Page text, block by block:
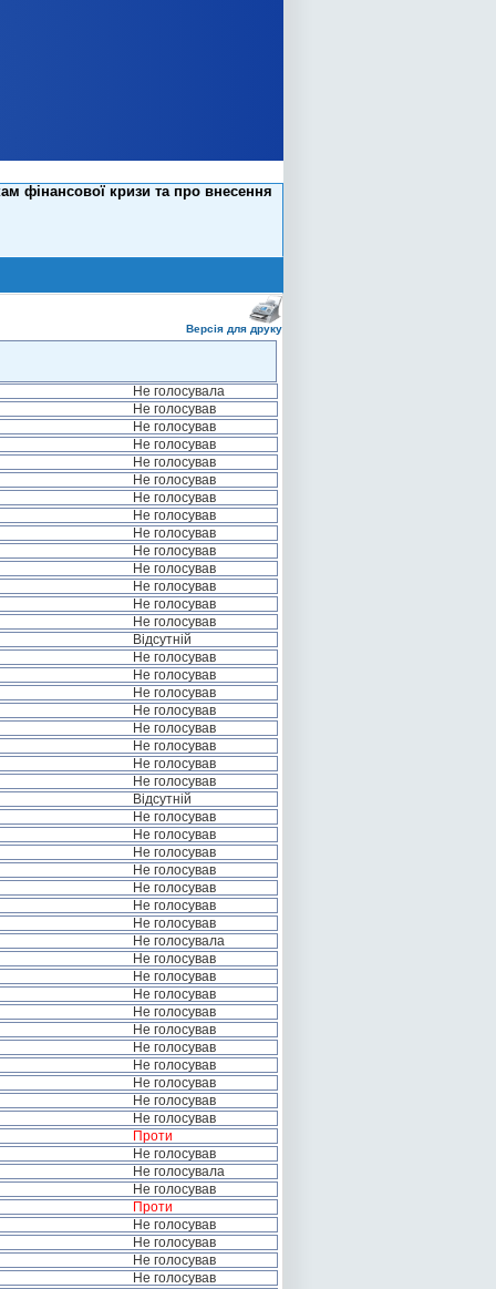
фінансової кризи та про внесення
Версія для друку
Не голосувала
Не голосував
Не голосував
Не голосував
Не голосував
Не голосував
Не голосував
Не голосував
Не голосував
Не голосував
Не голосував
Не голосував
Не голосував
Не голосував
Відсутній
Не голосував
Не голосував
Не голосував
Не голосував
Не голосував
Не голосував
Не голосував
Не голосував
Відсутній
Не голосував
Не голосував
Не голосував
Не голосував
Не голосував
Не голосував
Не голосував
Не голосувала
Не голосував
Не голосував
Не голосував
Не голосував
Не голосував
Не голосував
Не голосував
Не голосував
Не голосував
Не голосував
Проти
Не голосував
Не голосувала
Не голосував
Проти
Не голосував
Не голосував
Не голосував
Не голосував